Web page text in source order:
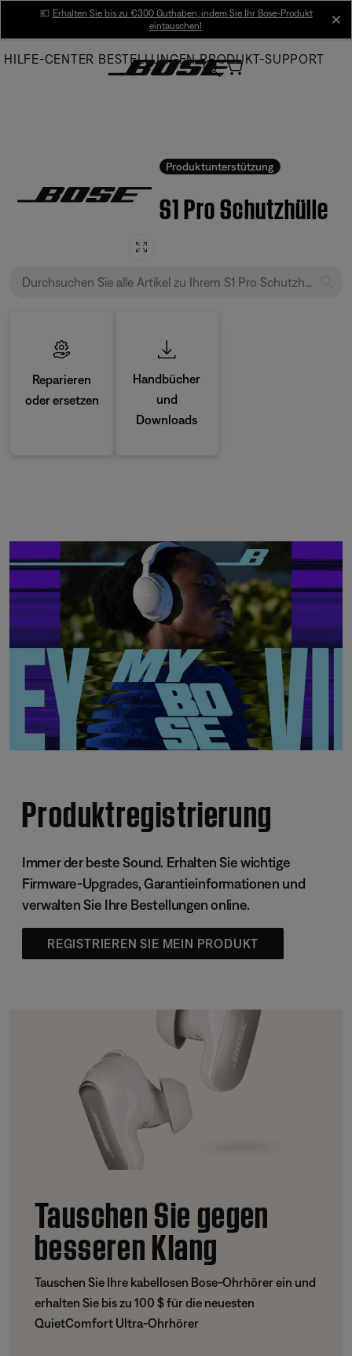
Main
💶 Erhalten Sie bis zu €300 Guthaben, indem Sie Ihr Bose-Produkt
eintauschen!
HILFE-CENTER BESTELLUNGEN PRODUKT-SUPPORT
Produktunterstützung
S1 Pro Schutzhülle
Reparieren
oder ersetzen
Handbücher
und
Downloads
Produktregistrierung
Immer der beste Sound. Erhalten Sie wichtige
Firmware-Upgrades, Garantieinformationen und
verwalten Sie Ihre Bestellungen online.
REGISTRIEREN SIE MEIN PRODUKT
Tauschen Sie gegen
besseren Klang
Tauschen Sie Ihre kabellosen Bose-Ohrhörer ein und
erhalten Sie bis zu 100 $ für die neuesten
QuietComfort Ultra-Ohrhörer